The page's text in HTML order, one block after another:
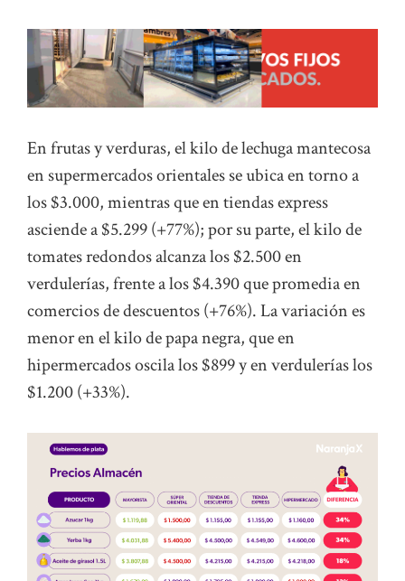
En frutas y verduras, el kilo de lechuga mantecosa
en supermercados orientales se ubica en torno a
los $3.000, mientras que en tiendas express
asciende a $5.299 (+77%); por su parte, el kilo de
tomates redondos alcanza los $2.500 en
verdulerías, frente a los $4.390 que promedia en
comercios de descuentos (+76%). La variación es
menor en el kilo de papa negra, que en
hipermercados oscila los $899 y en verdulerías los
$1.200 (+33%).